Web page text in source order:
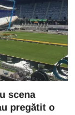
scena
pregătit o